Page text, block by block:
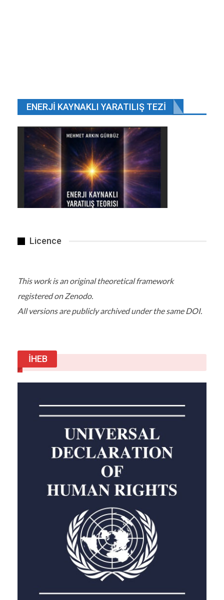
Müzesi’nde düzenlenen “Yeditepe Bienali”nin
açılışında konuştu. Etkinliğin gerçekleştirildiği
mekandan dolayı heyecanlı ve duygusal olduğunu
söyleyen Erdoğan, “Öyle zannediyorum ki bu
muhteşem, muhteşem olduğu kadar mübarek
çatının, kubbenin altında konuşmak, hele hele
garip asırlardan sonra konuşmak bayağı zor.
Birçok duygusallığı da beraberinde getiriyor.
Bugün burada böyle bir Yeditepe Bienali’nin
yapılmasını gerçekten çok anlamlı buluyorum”
sponsorlara ve sanatçılara teşekkür eden
eserini bünyesinde barındıran Yeditepe
Bineali’nin gelenekli sanatlarımızın tanıtımı
noktasında çok önemli bir rol oynayacağına
inanıyorum. Yeditepe Bienali’nin, bu tür
duyuyorum. Genelde sergiler ve bienaller kapalı
mekanlarda icra ediliyordu. Sanat eserlerini dört
eserlerin geniş kitlelere ulaşmasına da mani
oluyordu. Oysa İstanbul gibi, her köşesi ayrı bir
medeniyetin, farklı bir kültürün eserleriyle
dokunmuş kadim bir şehrin, bizatihi kendisi sanat
galerisidir. Hayatın dadası içinde sakinleri
tarafından fark edilmese de bu şehrin, özellikle
tarihiyarım adanın tamamı devasa bir açık hava
müzesidir” dedi.
ENERJI KAYNAKLI YARATILIŞ TEZI
Licence
This work is an original theoretical framework
registered on Zenodo.
All versions are publicly archived under the same DOI.
İHEB